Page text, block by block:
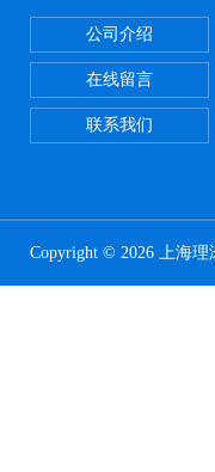
公司介绍
在线留言
联系我们
Copyright © 2026 上海